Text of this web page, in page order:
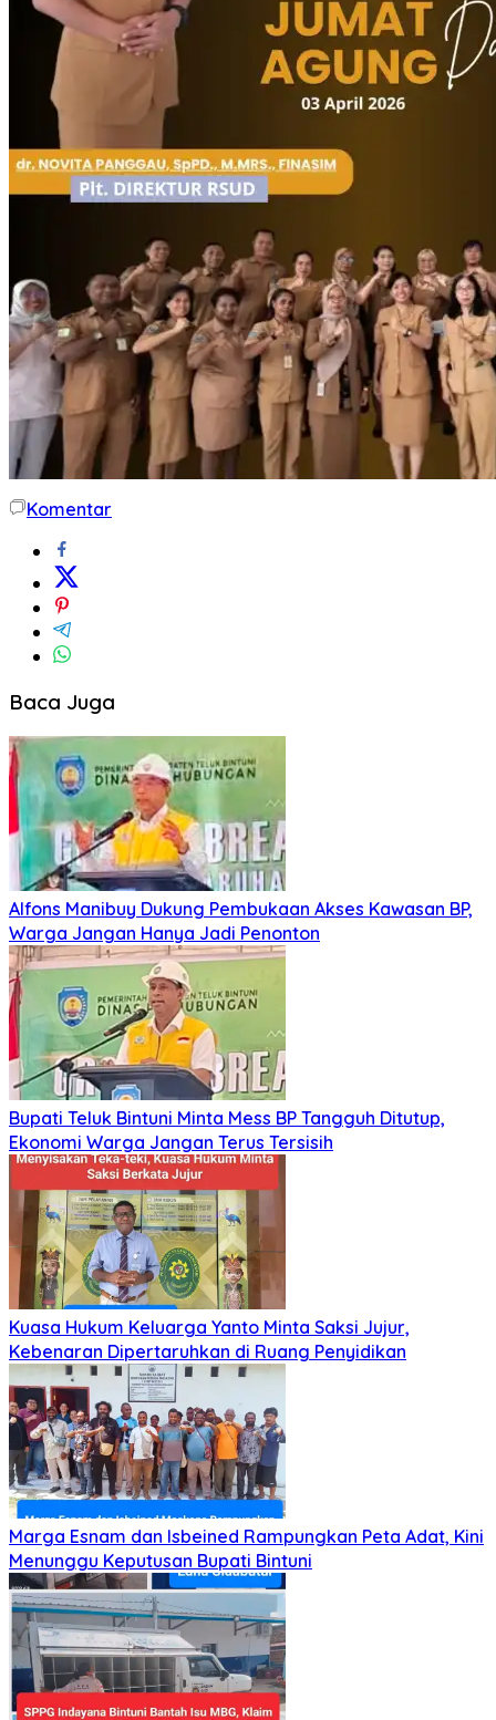
Komentar
Baca Juga
Alfons Manibuy Dukung Pembukaan Akses Kawasan BP,
Warga Jangan Hanya Jadi Penonton
Bupati Teluk Bintuni Minta Mess BP Tangguh Ditutup,
Ekonomi Warga Jangan Terus Tersisih
Kuasa Hukum Keluarga Yanto Minta Saksi Jujur,
Kebenaran Dipertaruhkan di Ruang Penyidikan
Marga Esnam dan Isbeined Rampungkan Peta Adat, Kini
Menunggu Keputusan Bupati Bintuni